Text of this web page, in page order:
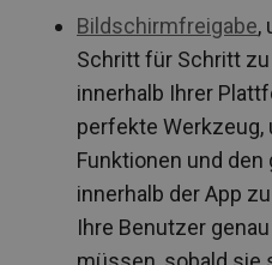
Bildschirmfreigabe,
Schritt für Schritt
innerhalb Ihrer
perfekte
Funktionen und
innerhalb der App
Ihre Benutzer